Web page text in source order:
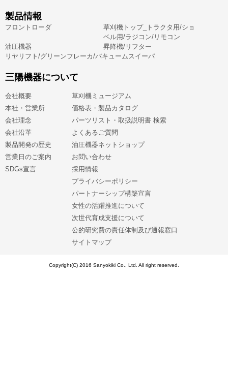
製品情報
フロントローダ
草刈機トップ_トラクタ用/ショ
ベル用/ラジコン/リモコン
油圧機器
昇降機/リフター
リヤリフト/グリーンフレーカ/バキュームスイーパ
三陽機器について
会社概要
本社・営業所
会社理念
会社沿革
製品開発の歴史
営業日のご案内
SDGs宣言
草刈機ミュージアム
価格表・製品カタログ
パーツリスト・取扱説明書 検索
よくあるご質問
油圧機器ネットショップ
お問い合わせ
採用情報
プライバシーポリシー
パートナーシップ構築宣言
女性の活躍推進について
次世代育成支援について
公的研究費の責任体制及び通報窓口
サイトマップ
Copyright(C) 2016 Sanyokiki Co., Ltd. All right reserved.